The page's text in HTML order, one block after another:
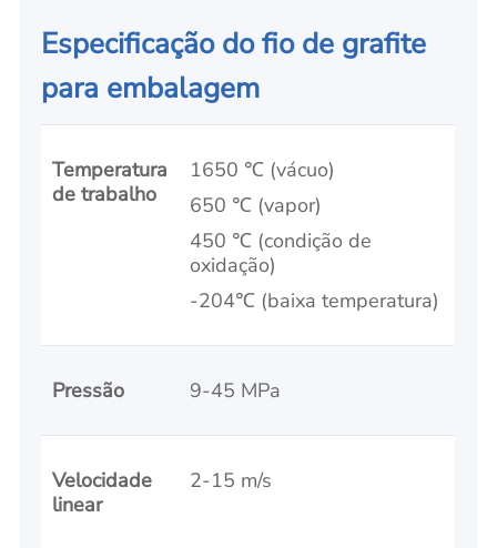
Especificação do fio de grafite
para embalagem
Temperatura
de trabalho
1650 ℃ (vácuo)
650 ℃ (vapor)
450 ℃ (condição de
oxidação)
-204℃ (baixa temperatura)
Pressão 9-45 MPa
Velocidade
linear
2-15 m/s